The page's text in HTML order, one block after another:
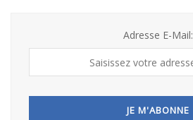
Adresse E-Mail: